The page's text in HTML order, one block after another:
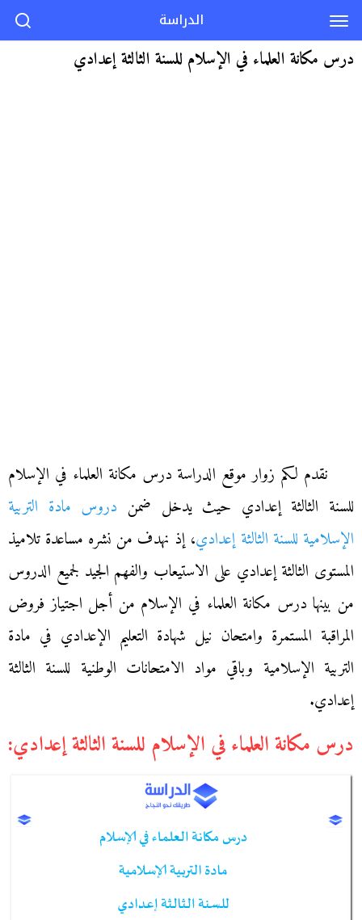
درس مكانة العلماء في الإسلام للسنة الثالثة إعدادي
نقدم لكم زوار موقع الدراسة درس مكانة العلماء في الإسلام
للسنة الثالثة إعدادي حيث يدخل ضمن دروس مادة التربية
الإسلامية للسنة الثالثة إعدادي، إذ نهدف من نشره مساعدة تلاميذ
المستوى الثالثة إعدادي على الاستيعاب والفهم الجيد لجميع الدروس
من بينها درس مكانة العلماء في الإسلام من أجل اجتياز فروض
المراقبة المستمرة وامتحان نيل شهادة التعليم الإعدادي في مادة
التربية الإسلامية وباقي مواد الامتحانات الوطنية للسنة الثالثة
إعدادي.
درس مكانة العلماء في الإسلام للسنة الثالثة إعدادي:
الدراسة